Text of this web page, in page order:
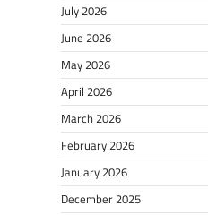
July 2026
June 2026
May 2026
April 2026
March 2026
February 2026
January 2026
December 2025